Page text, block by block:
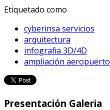
Etiquetado como
cyberinsa servicios
arquitectura
infografia 3D/4D
ampliación aeropuerto
Presentación Galeria